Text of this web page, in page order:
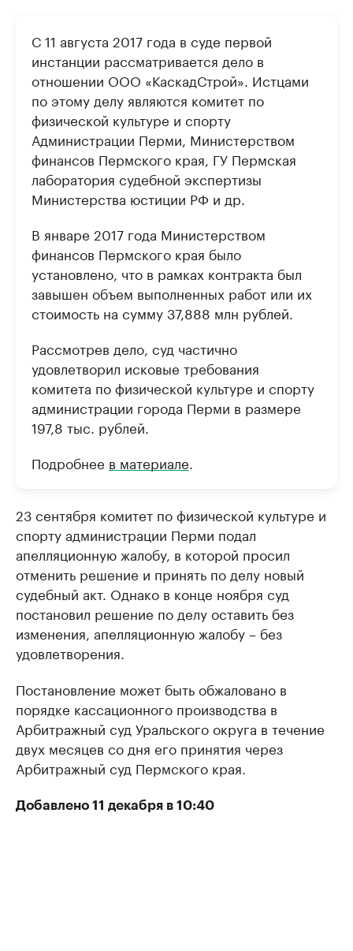
С 11 августа 2017 года в суде первой
инстанции рассматривается дело в
отношении ООО «КаскадСтрой». Истцами
по этому делу являются комитет по
физической культуре и спорту
Администрации Перми, Министерством
финансов Пермского края, ГУ Пермская
лаборатория судебной экспертизы
Министерства юстиции РФ и др.
В январе 2017 года Министерством
финансов Пермского края было
установлено, что в рамках контракта был
завышен объем выполненных работ или их
стоимость на сумму 37,888 млн рублей.
Рассмотрев дело, суд частично
удовлетворил исковые требования
комитета по физической культуре и спорту
администрации города Перми в размере
197,8 тыс. рублей.
Подробнее в материале
23 сентября комитет по физической культуре и
спорту администрации Перми подал
апелляционную жалобу, в которой просил
отменить решение и принять по делу новый
судебный акт. Однако в конце ноября суд
постановил решение по делу оставить без
изменения, апелляционную жалобу – без
удовлетворения.
Постановление может быть обжаловано в
порядке кассационного производства в
Арбитражный суд Уральского округа в течение
двух месяцев со дня его принятия через
Арбитражный суд Пермского края.
Добавлено 11 декабря в 10:40